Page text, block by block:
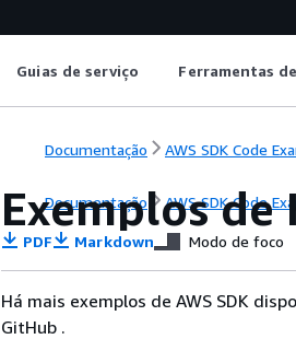
Guias de serviço Ferramentas
Documentação AWS SDK Code
Documentação AWS SDK Code
Exemplos de
PDF Markdown Modo de foco
Há mais exemplos de AWS SDK
GitHub .